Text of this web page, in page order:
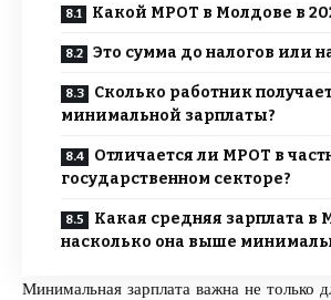
Какой МРОТ в Молдове в
Это сумма до налогов или
Сколько работник
минимальной зарплаты?
Отличается ли МРОТ в
государственном секторе?
Какая средняя зарплата в
насколько она выше
Минимальная зарплата важна не только